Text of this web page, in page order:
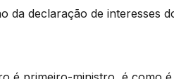
da declaração de interesses